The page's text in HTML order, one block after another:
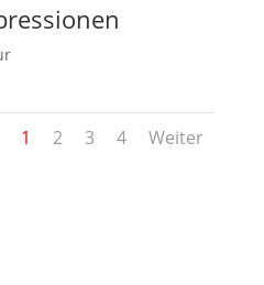
1 2 3 4 Weiter